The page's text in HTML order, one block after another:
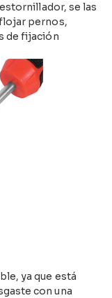
se las
pernos,
de fijación
ya que está
con una